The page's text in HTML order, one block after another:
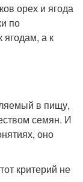
орех и ягода
по
ягодам, а к
в пищу,
семян. И
оно
критерий не